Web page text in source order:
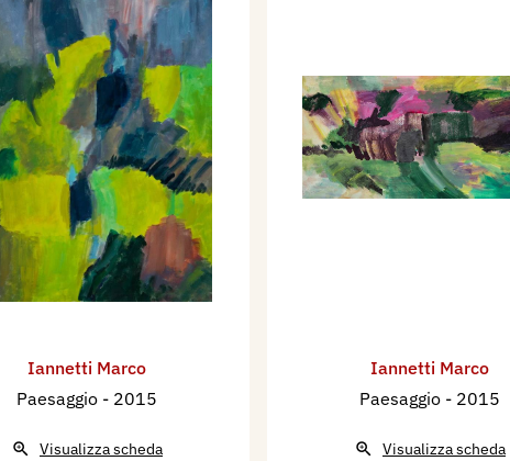
Iannetti Marco
Paesaggio - 2015
Visualizza scheda
Iannetti Marco
Paesaggio - 2015
Visualizza scheda